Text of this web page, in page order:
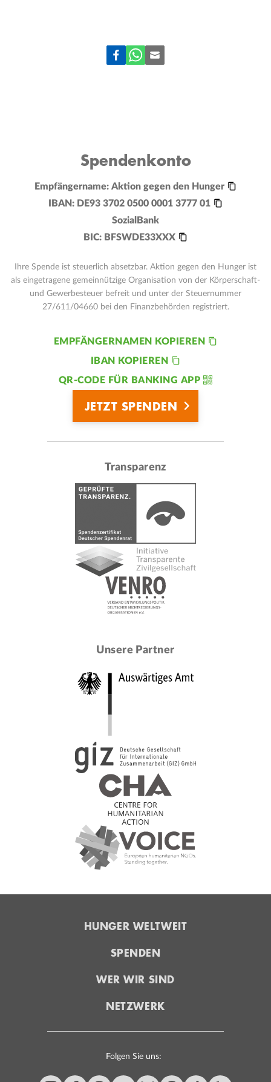
Spendenkonto
Empfängername: Aktion gegen den Hunger
IBAN: DE93 3702 0500 0001 3777 01
SozialBank
BIC: BFSWDE33XXX
Ihre Spende ist steuerlich absetzbar. Aktion gegen den Hunger ist
als eingetragene gemeinnützige Organisation von der Körperschaft-
und Gewerbesteuer befreit und unter der Steuernummer
27/611/04660 bei den Finanzbehörden registriert.
EMPFÄNGERNAMEN KOPIEREN
IBAN KOPIEREN
QR-CODE FÜR BANKING APP
JETZT SPENDEN
Transparenz
Unsere Partner
HUNGER WELTWEIT
SPENDEN
WER WIR SIND
NETZWERK
Folgen Sie uns: